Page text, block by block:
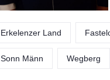
Erkelenzer Land
Sonn Männ Wegberg